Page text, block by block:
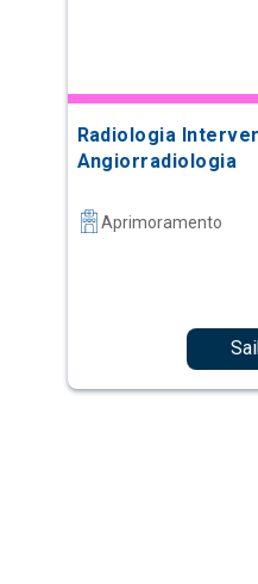
Radiologia
Angiorradiologia
Aprimoramento